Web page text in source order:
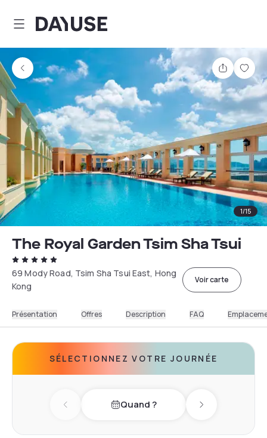
Dayuse
Partager
1/15
The Royal Garden Tsim Sha Tsui
69 Mody Road, Tsim Sha Tsui East, Hong
Kong
Voir carte
Présentation Offres Description FAQ
SÉLECTIONNEZ VOTRE JOURNÉE
Previous dayQuand ? Next day